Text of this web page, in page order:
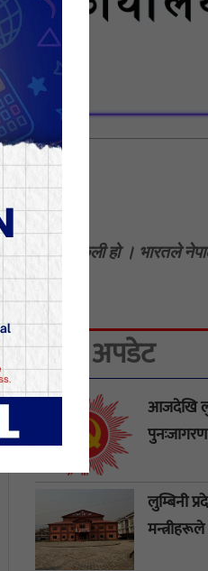
!
अयोध्या त नक्कली हो । भारतले
ल्यायो ।
ताजा अपडेट
आजदेखि
लुम्बिनी